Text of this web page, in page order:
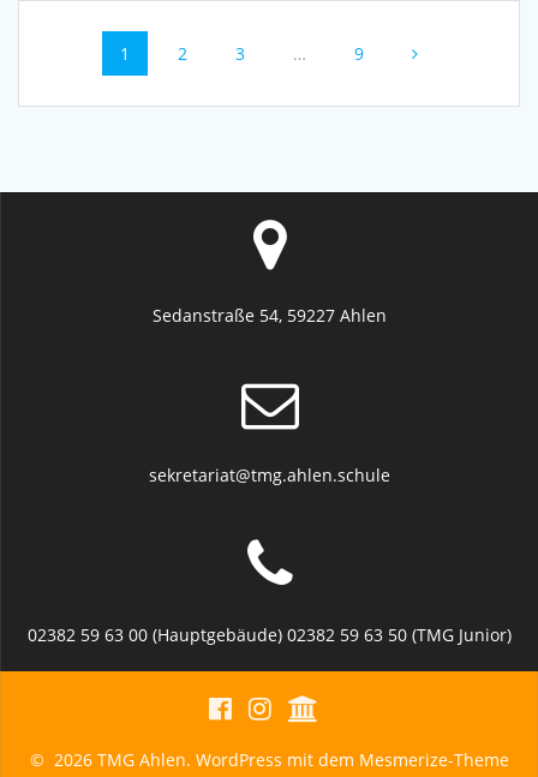
Beitragsnavigation
Seite
1 Seite
2 Seite
3 … Seite
9
Sedanstraße 54, 59227 Ahlen
sekretariat@tmg.ahlen.schule
02382 59 63 00 (Hauptgebäude) 02382 59 63 50 (TMG Junior)
© 2026 TMG Ahlen. WordPress mit dem Mesmerize-Theme